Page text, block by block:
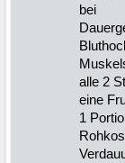
bei
alle 2
eine
1